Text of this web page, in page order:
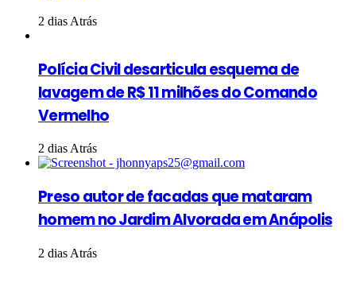
2 dias Atrás
Polícia Civil desarticula esquema de
lavagem de R$ 11 milhões do Comando
Vermelho
2 dias Atrás
Preso autor de facadas que mataram
homem no Jardim Alvorada em Anápolis
2 dias Atrás